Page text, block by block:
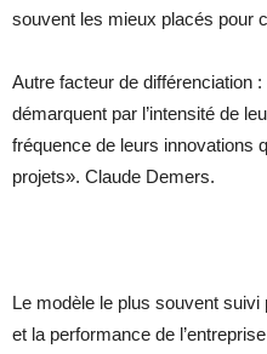
souvent les mieux placés pour
Autre facteur de différenciation
démarquent par l’intensité de
fréquence de leurs innovations
projets». Claude Demers.
Le modèle le plus souvent suivi
et la performance de